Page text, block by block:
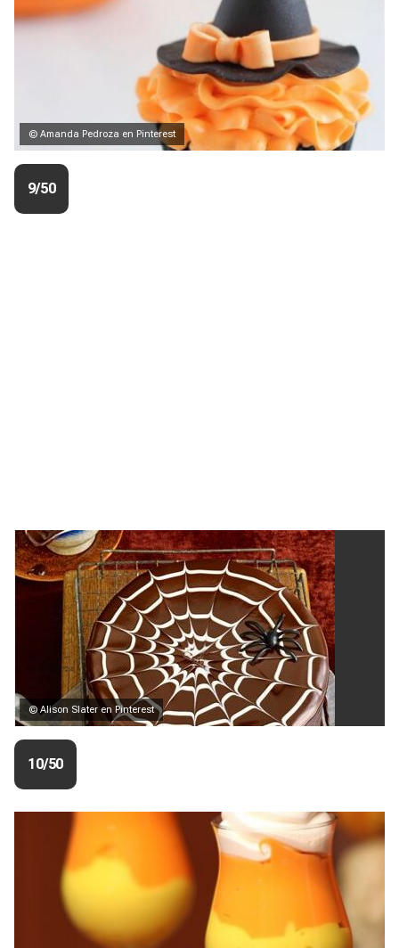
© Amanda Pedroza en Pinterest
9/50
© Alison Slater en Pinterest
10/50